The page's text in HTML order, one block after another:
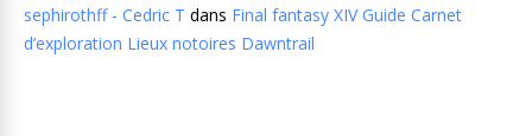
sephirothff - Cedric T dans Final fantasy XIV Guide Carnet
d’exploration Lieux notoires Dawntrail